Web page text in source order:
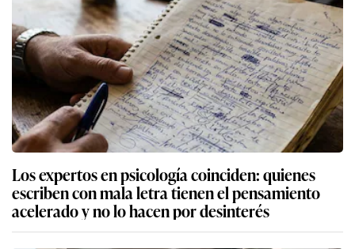
Los expertos en psicología coinciden: quienes
escriben con mala letra tienen el pensamiento
acelerado y no lo hacen por desinterés